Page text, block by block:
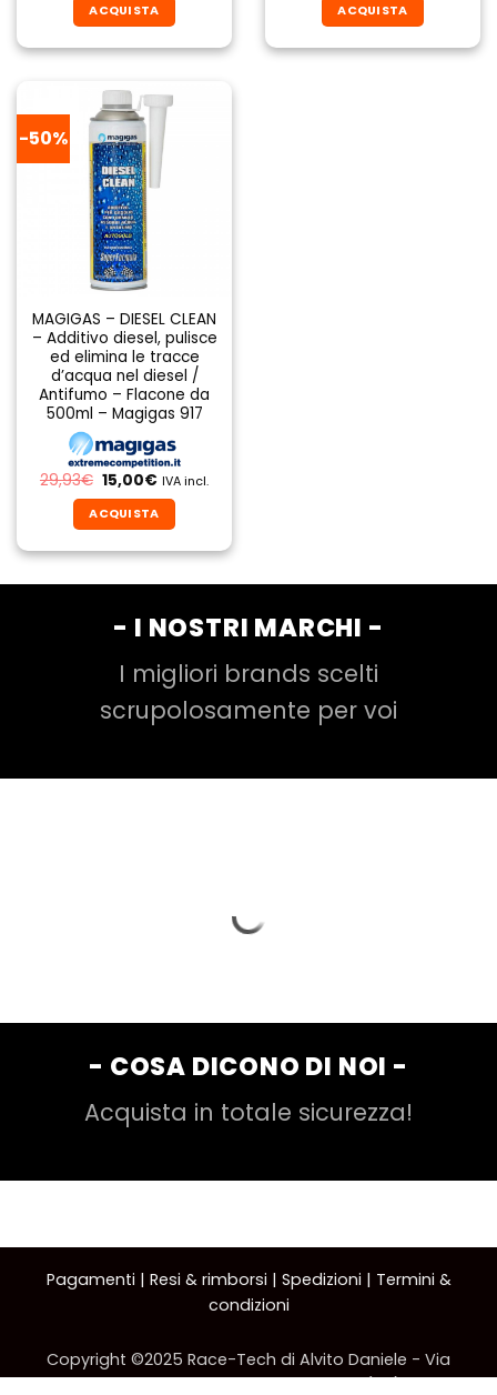
335,26€
ACQUISTA
prodotto
più
varianti.
Le
opzioni
possono
essere
scelte
nella
pagina
del
prodotto
ACQUISTA
prodotto
-50%
MAGIGAS – DIESEL CLEAN
– Additivo diesel, pulisce
ed elimina le tracce
d’acqua nel diesel /
Antifumo – Flacone da
500ml – Magigas 917
29,93€ Il
prezzo
originale
era:
29,93€.
15,00€Il
attuale
è:
15,00€.
IVA incl.
ACQUISTA
- I NOSTRI MARCHI -
I migliori brands scelti
scrupolosamente per voi
- COSA DICONO DI NOI -
Acquista in totale sicurezza!
Pagamenti | Resi & rimborsi | Spedizioni | Termini &
condizioni
Copyright ©2025 Race-Tech di Alvito Daniele - Via